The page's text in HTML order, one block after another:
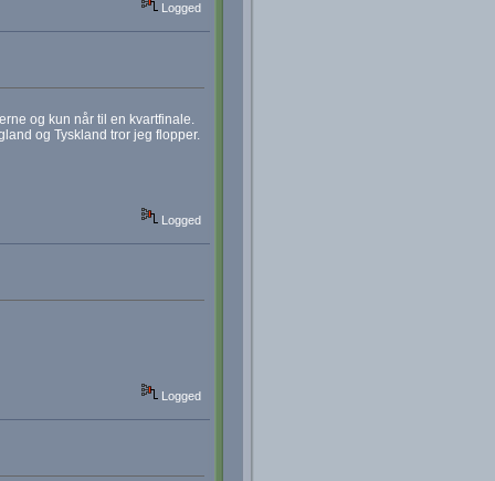
Logged
og kun når til en kvartfinale.
og Tyskland tror jeg flopper.
Logged
Logged